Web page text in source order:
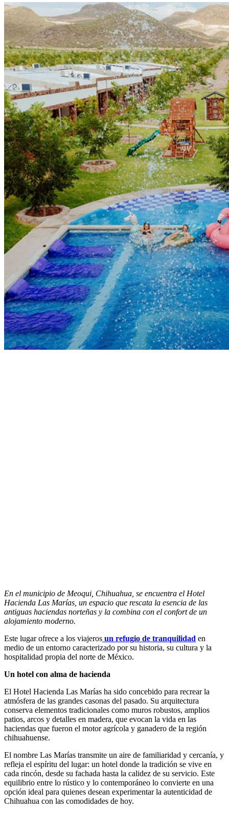
En el municipio de Meoqui, Chihuahua, se encuentra el Hotel
Hacienda Las Marías, un espacio que rescata la esencia de las
antiguas haciendas norteñas y la combina con el confort de un
alojamiento moderno.
Este lugar ofrece a los viajeros un refugio de tranquilidad en
medio de un entorno caracterizado por su historia, su cultura y la
hospitalidad propia del norte de México.
Un hotel con alma de hacienda
El Hotel Hacienda Las Marías ha sido concebido para recrear la
atmósfera de las grandes casonas del pasado. Su arquitectura
conserva elementos tradicionales como muros robustos, amplios
patios, arcos y detalles en madera, que evocan la vida en las
haciendas que fueron el motor agrícola y ganadero de la región
chihuahuense.
El nombre Las Marías transmite un aire de familiaridad y cercanía, y
refleja el espíritu del lugar: un hotel donde la tradición se vive en
cada rincón, desde su fachada hasta la calidez de su servicio. Este
equilibrio entre lo rústico y lo contemporáneo lo convierte en una
opción ideal para quienes desean experimentar la autenticidad de
Chihuahua con las comodidades de hoy.